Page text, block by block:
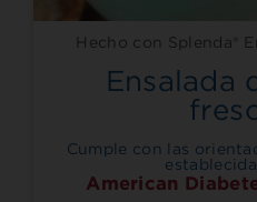
Hecho con Splenda®
Ensalada
Cumple con las
American